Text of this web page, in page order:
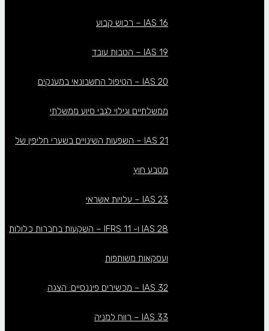
IAS 16 – רכוש קבוע
IAS 19 – הטבות עובד
IAS 20 – הטיפול החשבונאי במענקים
ממשלתיים וגילוי לגבי סיוע ממשלתי
IAS 21 – השפעות השינויים בשערי חליפין של
מטבע חוץ
IAS 23 – עלויות אשראי
IAS 28 ו- IFRS 11 – השקעות בחברות כלולות
ועסקאות משותפות
IAS 32 – מכשירים פיננסיים: הצגה
IAS 33 – רווח למניה